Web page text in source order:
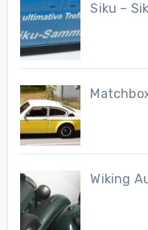
Siku –
Wiking